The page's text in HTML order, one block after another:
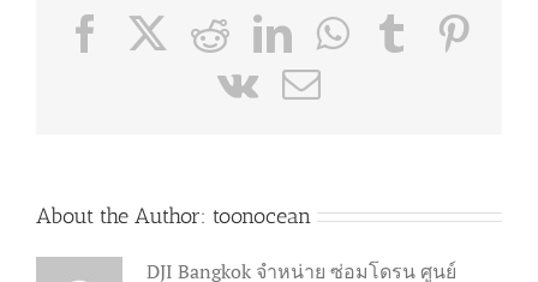
Facebook
X RedditLinkedIn
WhatsApp
Tumblr
Vk Email
About the Author: toonocean
DJI Bangkok จำหน่าย ซ่อมโดรน ศูนย์